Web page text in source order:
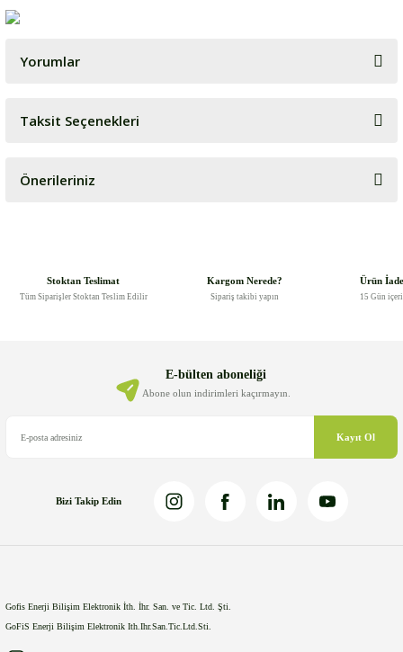
Yorumlar
Bu ürüne ilk yorumu siz yapın!
Taksit Seçenekleri
Önerileriniz
Ürün bilgilerinde hatalar bulunuyor.
Ürün fiyatı diğer sitelerden daha pahalı.
Stoktan Teslimat
Tüm Siparişler Stoktan Teslim Edilir
Kargom Nerede?
Sipariş takibi yapın
Ürün
15 Gün
E-bülten aboneliği
Abone olun indirimleri kaçırmayın.
Kayıt Ol
Bizi Takip Edin
Gofis Enerji Bilişim Elektronik İth. İhr. San. ve Tic. Ltd. Şti.
GoFiS Enerji Bilişim Elektronik Ith.Ihr.San.Tic.Ltd.Sti.